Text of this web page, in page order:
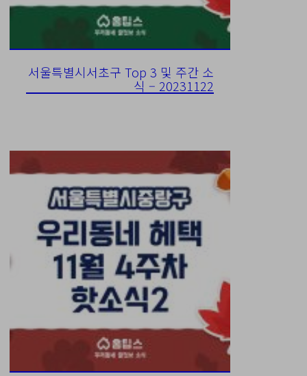
서울특별시서초구 Top 3 및 주간 소
식 – 20231122